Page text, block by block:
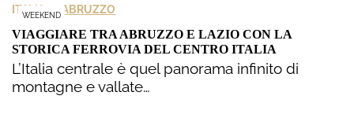
WEEKEND
ITALIA > ABRUZZO
VIAGGIARE TRA ABRUZZO E LAZIO CON LA
STORICA FERROVIA DEL CENTRO ITALIA
L’Italia centrale è quel panorama infinito di
montagne e vallate…